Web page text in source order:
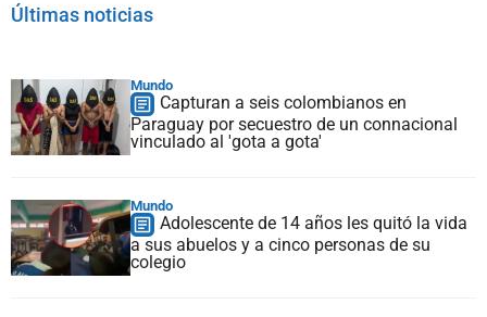
Últimas noticias
Mundo
Capturan a seis colombianos en
Paraguay por secuestro de un connacional
vinculado al 'gota a gota'
Mundo
Adolescente de 14 años les quitó la vida
a sus abuelos y a cinco personas de su
colegio